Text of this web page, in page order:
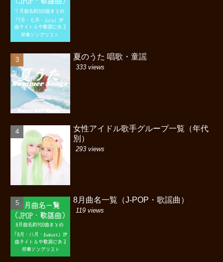
夏のうた 唱歌・童謡
333 views
女性アイドル歌手グループ一覧（年代
別）
293 views
8月曲名一覧（J-POP・歌謡曲）
119 views